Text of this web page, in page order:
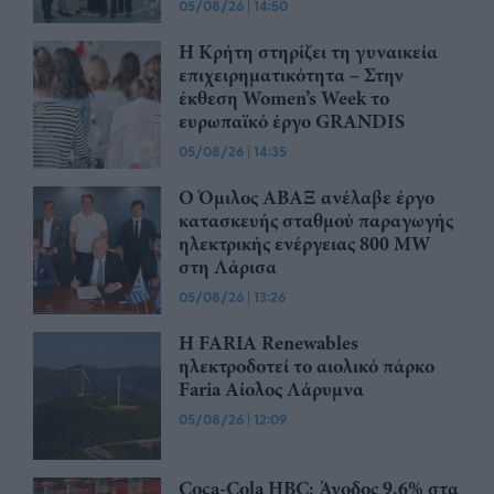
05/08/26 | 14:50
Η Κρήτη στηρίζει τη γυναικεία
επιχειρηματικότητα – Στην
έκθεση Women’s Week το
ευρωπαϊκό έργο GRANDIS
05/08/26 | 14:35
Ο Όμιλος ΑΒΑΞ ανέλαβε έργο
κατασκευής σταθμού παραγωγής
ηλεκτρικής ενέργειας 800 ΜW
στη Λάρισα
05/08/26 | 13:26
Η FARIA Renewables
ηλεκτροδοτεί το αιολικό πάρκο
Faria Αίολος Λάρυμνα
05/08/26 | 12:09
Coca-Cola HBC: Άνοδος 9,6% στα